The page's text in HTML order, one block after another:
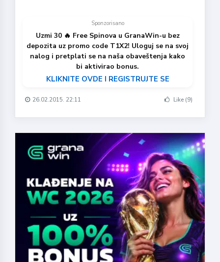
Sponzorisano
Uzmi 30 🔥 Free Spinova u GranaWin-u bez
depozita uz promo code T1X2! Uloguj se na svoj
nalog i pretplati se na naša obaveštenja kako
bi aktivirao bonus.
KLIKNITE OVDE I REGISTRUJTE SE
26.02.2015. 22:11 Like (9)